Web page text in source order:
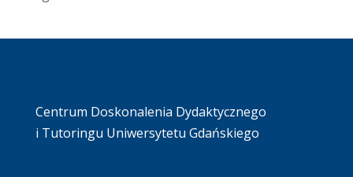
Centrum Doskonalenia Dydaktycznego
i Tutoringu Uniwersytetu Gdańskiego